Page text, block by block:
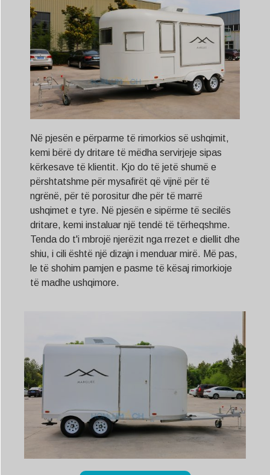
Në pjesën e përparme të rimorkios së ushqimit,
kemi bërë dy dritare të mëdha servirjeje sipas
kërkesave të klientit. Kjo do të jetë shumë e
përshtatshme për mysafirët që vijnë për të
ngrënë, për të porositur dhe për të marrë
ushqimet e tyre. Në pjesën e sipërme të secilës
dritare, kemi instaluar një tendë të tërheqshme.
Tenda do t'i mbrojë njerëzit nga rrezet e diellit dhe
shiu, i cili është një dizajn i menduar mirë. Më pas,
le të shohim pamjen e pasme të kësaj rimorkioje
të madhe ushqimore.